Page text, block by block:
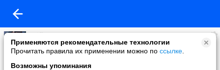
Применяются рекомендательные технологии
Прочитать правила их применении можно по ссылке
Возможны упоминания
OriflaMе
added a photo
27 May в 11:22